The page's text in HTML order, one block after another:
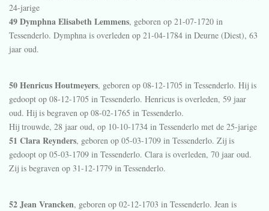
24-jarige
49 Dymphna Elisabeth Lemmens, geboren op 21-07-1720 in
Tessenderlo. Dymphna is overleden op 21-04-1784 in Deurne (Diest), 63
jaar oud.
50 Henricus Houtmeyers, geboren op 08-12-1705 in Tessenderlo. Hij is
gedoopt op 08-12-1705 in Tessenderlo. Henricus is overleden, 59 jaar
oud. Hij is begraven op 08-02-1765 in Tessenderlo.
Hij trouwde, 28 jaar oud, op 10-10-1734 in Tessenderlo met de 25-jarige
51 Clara Reynders, geboren op 05-03-1709 in Tessenderlo. Zij is
gedoopt op 05-03-1709 in Tessenderlo. Clara is overleden, 70 jaar oud.
Zij is begraven op 31-12-1779 in Tessenderlo.
52 Jean Vrancken, geboren op 02-12-1703 in Tessenderlo. Jean is